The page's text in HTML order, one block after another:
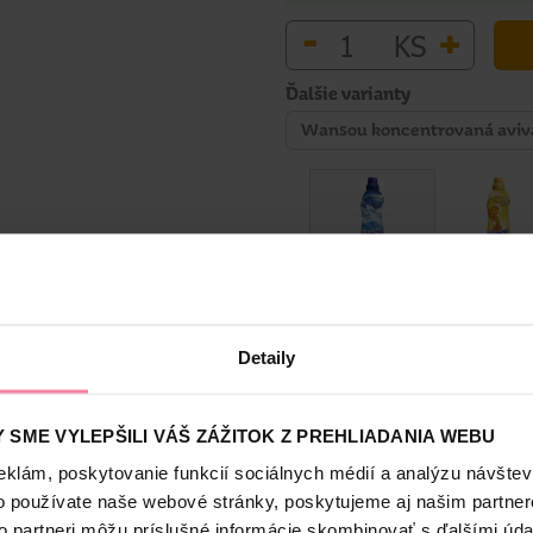
Detaily
SME VYLEPŠILI VÁŠ ZÁŽITOK Z PREHLIADANIA WEBU
poskytovanie funkcií sociálnych médií a analýzu
používate naše webové stránky, poskytujeme aj našim
- KS +
Ďalšie varianty
Wansou koncentrovaná
vôňou, ktorá Vašu bielizeň optimálne zmäkčí. Obsahuje
a zároveň uľahčí jej žehlenie.